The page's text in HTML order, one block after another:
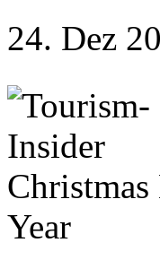
24. Dez